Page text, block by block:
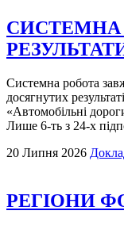
СИСТЕМНА
Системна робота
досягнутих
«Автомобільні
Лише 6-ть з 24-х
20 Липня 2026
РЕГІОНИ